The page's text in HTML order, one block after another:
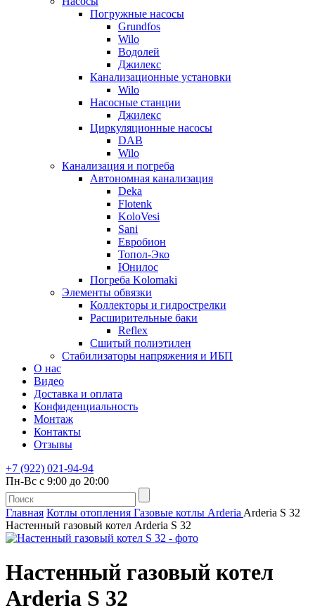
Погружные насосы
Grundfos
Wilo
Водолей
Джилекс
Канализационные установки
Wilo
Насосные станции
Джилекс
Циркуляционные насосы
DAB
Wilo
Канализация и погреба
Автономная канализация
Deka
Flotenk
KoloVesi
Sani
Евробион
Топол-Эко
Юнилос
Погреба Kolomaki
Элементы обвязки
Коллекторы и гидрострелки
Расширительные баки
Reflex
Сшитый полиэтилен
Стабилизаторы напряжения и ИБП
О нас
Видео
Доставка и оплата
Конфиденциальность
Монтаж
Контакты
Отзывы
+7 (922) 021-94-94
Пн-Вс с 9:00 до 20:00
Главная Котлы отопления Газовые котлы Arderia Arderia S 32
Настенный газовый котел Arderia S 32
Настенный газовый котел
Arderia S 32